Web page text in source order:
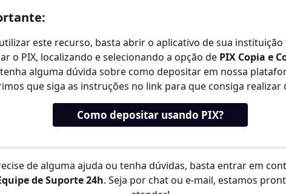
este recurso, basta abrir o aplicativo de sua
o PIX, localizando e selecionando a opção de PIX Copia e
tenha alguma dúvida sobre como depositar em nossa
que siga as instruções no link para que consiga realizar
Como depositar usando PIX?
de alguma ajuda ou tenha dúvidas, basta entrar em
de Suporte 24h. Seja por chat ou e-mail, estamos